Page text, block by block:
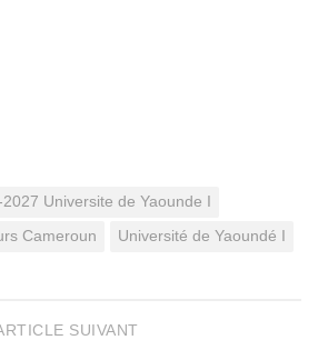
Universite de Yaounde I
Cameroun Université de Yaoundé I
SUIVANT